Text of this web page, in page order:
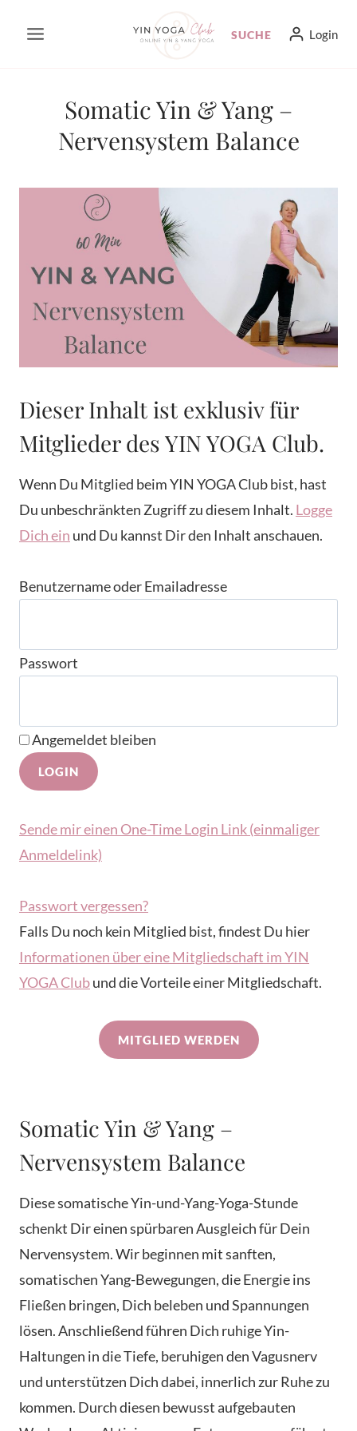
Inhalt
SUCHE Login
Somatic Yin & Yang –
Nervensystem Balance
Dieser Inhalt ist exklusiv für
Mitglieder des YIN YOGA Club.
Wenn Du Mitglied beim YIN YOGA Club bist, hast
Du unbeschränkten Zugriff zu diesem Inhalt. Logge
Dich ein und Du kannst Dir den Inhalt anschauen.
Benutzername oder Emailadresse
Passwort
Angemeldet bleiben
Sende mir einen One-Time Login Link (einmaliger
Anmeldelink)
Passwort vergessen?
Falls Du noch kein Mitglied bist, findest Du hier
Informationen über eine Mitgliedschaft im YIN
YOGA Clubund die Vorteile einer Mitgliedschaft.
MITGLIED WERDEN
Somatic Yin & Yang –
Nervensystem Balance
Diese somatische Yin-und-Yang-Yoga-Stunde
schenkt Dir einen spürbaren Ausgleich für Dein
Nervensystem. Wir beginnen mit sanften,
somatischen Yang-Bewegungen, die Energie ins
Fließen bringen, Dich beleben und Spannungen
lösen. Anschließend führen Dich ruhige Yin-
Haltungen in die Tiefe, beruhigen den Vagusnerv
und unterstützen Dich dabei, innerlich zur Ruhe zu
kommen. Durch diesen bewusst aufgebauten